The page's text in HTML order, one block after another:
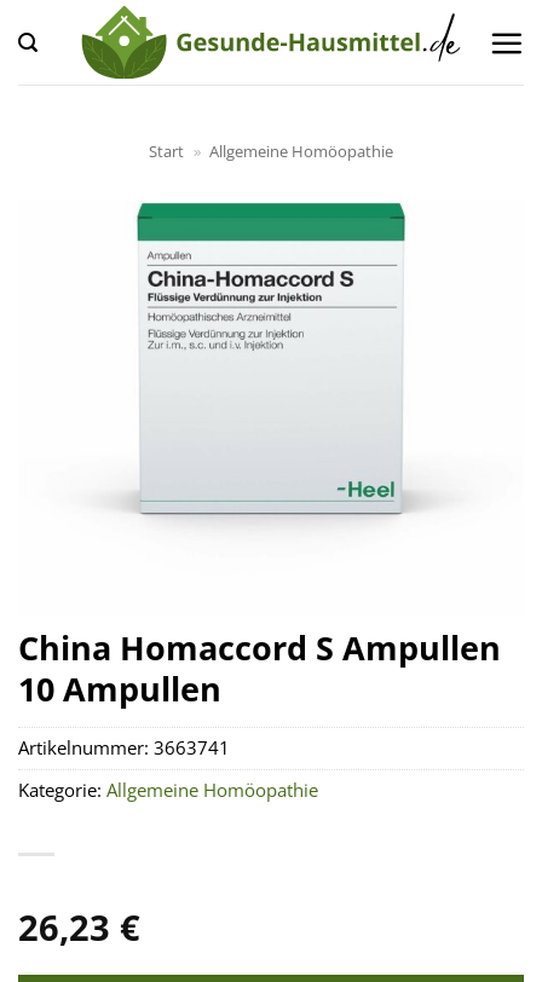
Inhalt
springen
Start » Allgemeine Homöopathie
China Homaccord S Ampullen
10 Ampullen
26,23 €
Artikelnummer: 3663741
Kategorie: Allgemeine Homöopathie